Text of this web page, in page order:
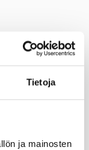
Tietoja
ja mainosten